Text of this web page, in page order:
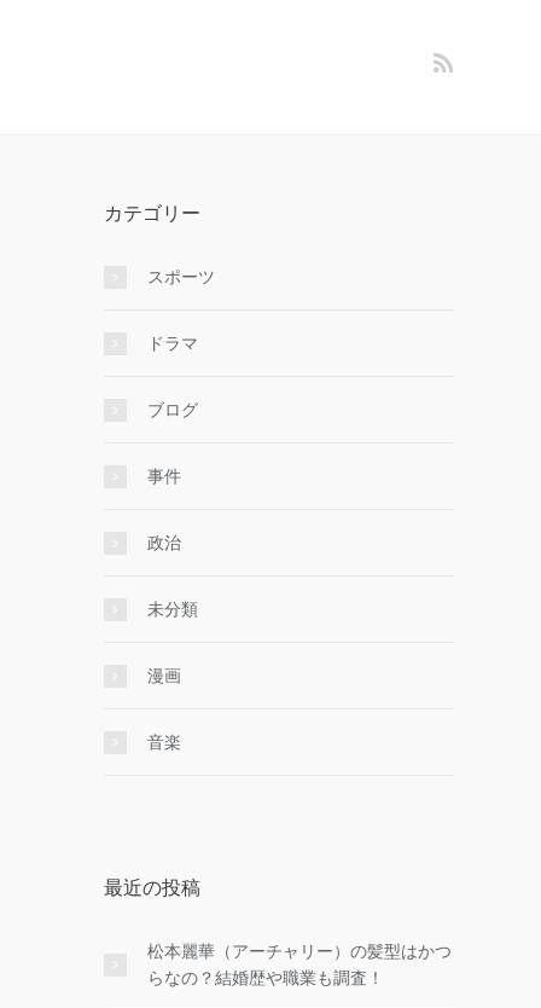
カテゴリー
スポーツ
ドラマ
ブログ
事件
政治
未分類
漫画
音楽
最近の投稿
松本麗華（アーチャリー）の髪型はかつ
らなの？結婚歴や職業も調査！